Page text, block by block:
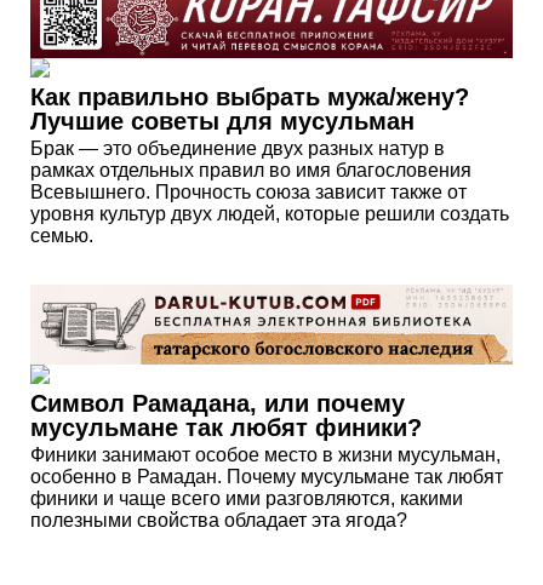
Как правильно выбрать мужа/жену?
Лучшие советы для мусульман
Брак — это объединение двух разных натур в
рамках отдельных правил во имя благословения
Всевышнего. Прочность союза зависит также от
уровня культур двух людей, которые решили создать
семью.
Символ Рамадана, или почему
мусульмане так любят финики?
Финики занимают особое место в жизни мусульман,
особенно в Рамадан. Почему мусульмане так любят
финики и чаще всего ими разговляются, какими
полезными свойства обладает эта ягода?